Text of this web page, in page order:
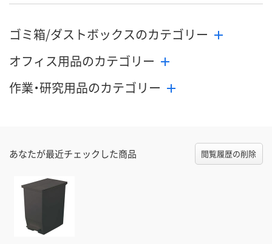
ゴミ箱/ダストボックスのカテゴリー
オフィス用品のカテゴリー
作業・研究用品のカテゴリー
あなたが最近チェックした商品 閲覧履歴の削除